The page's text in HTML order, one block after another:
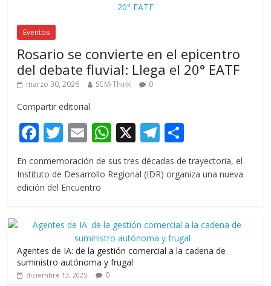
Eventos
Rosario se convierte en el epicentro
del debate fluvial: Llega el 20° EATF
marzo 30, 2026 SCM-Think 0
Compartir editorial
F
e
b
o
k
T
itt
er
E
m
ai
l
W
at
p
p
X T
el
e
m
o
m
ti
r
En conmemoración de sus tres décadas de trayectoria, el
Instituto de Desarrollo Regional (IDR) organiza una nueva
edición del Encuentro
Agentes de IA: de la gestión comercial a la cadena de
suministro autónoma y frugal
diciembre 13, 2025 0